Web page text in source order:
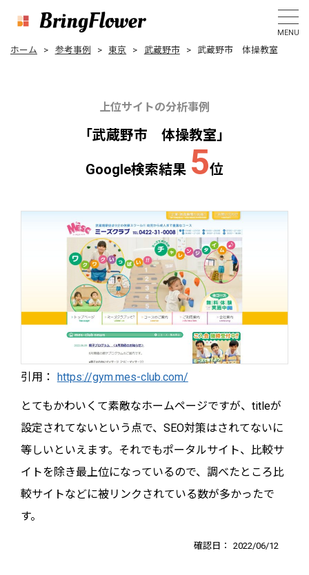
MENU
ホーム 参考事例 東京 武蔵野市 武蔵野市 体操教室
上位サイトの分析事例
「武蔵野市 体操教室」
Google検索結果 5位
引用： https://gym.mes-club.com/
とてもかわいくて素敵なホームページですが、titleが
設定されてないという点で、SEO対策はされてないに
等しいといえます。それでもポータルサイト、比較サ
イトを除き最上位になっているので、調べたところ比
較サイトなどに被リンクされている数が多かったで
す。
確認日： 2022/06/12